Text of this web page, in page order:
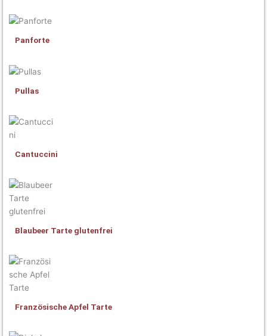
Panforte
Pullas
Cantuccini
Blaubeer Tarte glutenfrei
Französische Apfel Tarte